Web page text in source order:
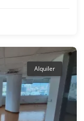
Alquiler